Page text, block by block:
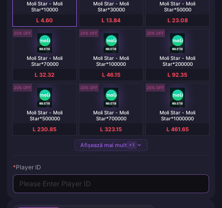
Moli Star - Moli
Star*10000
L 4.60
Moli Star - Moli
Star*30000
L 13.84
Moli Star - Moli
Star*50000
L 23.08
20% OFF
Moli Star - Moli
Star*70000
L 32.32
20% OFF
Moli Star - Moli
Star*100000
L 46.15
20% OFF
Moli Star - Moli
Star*200000
L 92.35
20% OFF
Moli Star - Moli
Star*500000
L 230.85
20% OFF
Moli Star - Moli
Star*700000
L 323.15
20% OFF
Moli Star - Moli
Star*1000000
L 461.65
Afișează mai mult +1
*Player ID